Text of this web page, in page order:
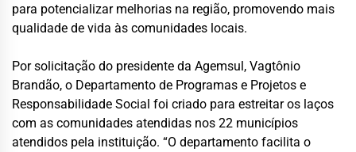
para potencializar melhorias na região, promovendo mais
qualidade de vida às comunidades locais.
Por solicitação do presidente da Agemsul, Vagtônio
Brandão, o Departamento de Programas e Projetos e
Responsabilidade Social foi criado para estreitar os laços
com as comunidades atendidas nos 22 municípios
atendidos pela instituição. “O departamento facilita o